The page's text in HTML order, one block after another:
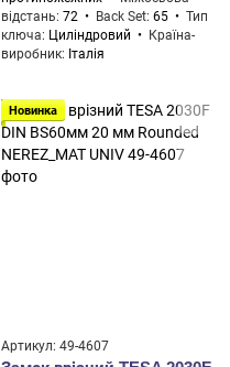
відстань 72 Back Set 65
Тип
ключа
Циліндровий
Країна-
виробник
Італія
Новинка
Артикул: 49-4607